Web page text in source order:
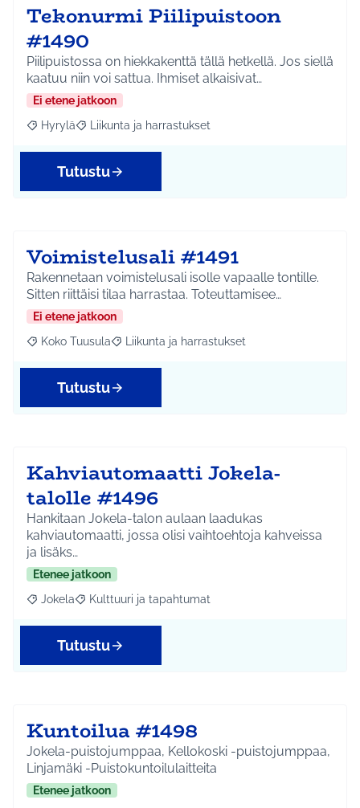
Tekonurmi Piilipuistoon
#1490
Piilipuistossa on hiekkakenttä tällä hetkellä. Jos siellä
kaatuu niin voi sattua. Ihmiset alkaisivat…
Ei etene jatkoon
Rajaa tulokset aihepiirin mukaan: Hyrylä
Hyrylä Rajaa tulokset teeman mukaan: Liikunta ja
Liikunta ja harrastukset
Tutustu
Voimistelusali #1491
Rakennetaan voimistelusali isolle vapaalle tontille.
Sitten riittäisi tilaa harrastaa. Toteuttamisee…
Ei etene jatkoon
Rajaa tulokset aihepiirin mukaan: Koko Tuusula
Koko Tuusula Rajaa tulokset teeman mukaan: Liikunta ja
Liikunta ja harrastukset
Tutustu
Kahviautomaatti Jokela-
talolle #1496
Hankitaan Jokela-talon aulaan laadukas
kahviautomaatti, jossa olisi vaihtoehtoja kahveissa
ja lisäks…
Etenee jatkoon
Rajaa tulokset aihepiirin mukaan: Jokela
Jokela Rajaa tulokset teeman mukaan: Kulttuuri ja
Kulttuuri ja tapahtumat
Tutustu
Kuntoilua #1498
Jokela-puistojumppaa, Kellokoski -puistojumppaa,
Linjamäki -Puistokuntoilulaitteita
Etenee jatkoon